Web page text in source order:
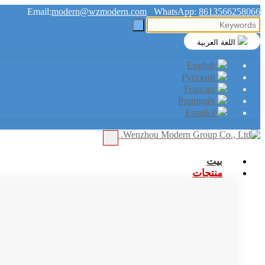
Email:modern@wzmodern.com WhatsApp: 8613566258066
بيت
منتجات